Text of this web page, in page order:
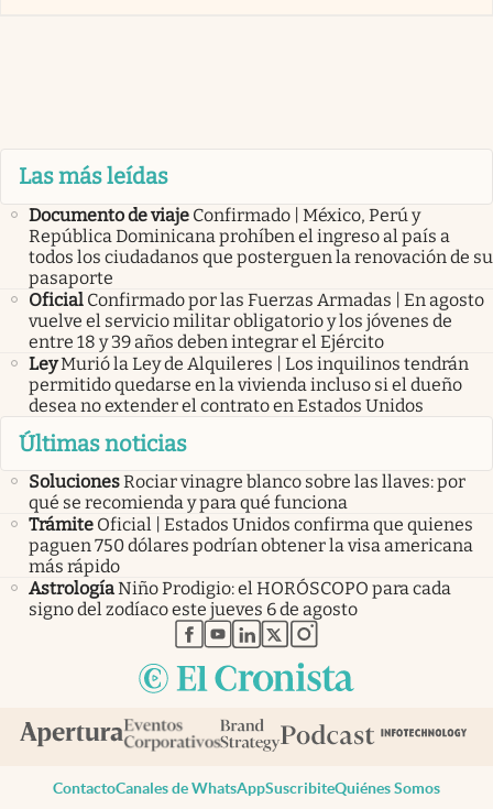
Las más leídas
Documento de viaje Confirmado | México, Perú y
República Dominicana prohíben el ingreso al país a
todos los ciudadanos que posterguen la renovación de su
pasaporte
Oficial Confirmado por las Fuerzas Armadas | En agosto
vuelve el servicio militar obligatorio y los jóvenes de
entre 18 y 39 años deben integrar el Ejército
LeyMurió la Ley de Alquileres | Los inquilinos tendrán
permitido quedarse en la vivienda incluso si el dueño
desea no extender el contrato en Estados Unidos
Últimas noticias
SolucionesRociar vinagre blanco sobre las llaves: por
qué se recomienda y para qué funciona
Trámite Oficial | Estados Unidos confirma que quienes
paguen 750 dólares podrían obtener la visa americana
más rápido
AstrologíaNiño Prodigio: el HORÓSCOPO para cada
signo del zodíaco este jueves 6 de agosto
abre en nueva pestaña
abre en nueva pestaña
abre en nueva pestaña
abre en nueva pestaña
abre en nueva pestaña
ContactoCanales de WhatsAppSuscribiteQuiénes Somos